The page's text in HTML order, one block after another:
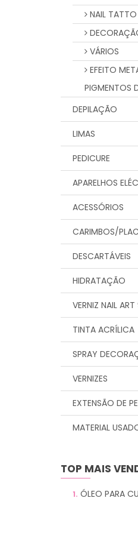
NAIL TATTO
VÁRIOS
EFEITO
PIGMENTOS
DEPILAÇÃO
LIMAS
PEDICURE
APARELHOS
ACESSÓRIOS
CARIMBOS/
DESCARTÁVEIS
HIDRATAÇÃO
VERNIZ NAIL
TINTA ACRÍLICA
SPRAY
VERNIZES
EXTENSÃO DE
MATERIAL
TOP MAIS
1. ÓLEO PARA